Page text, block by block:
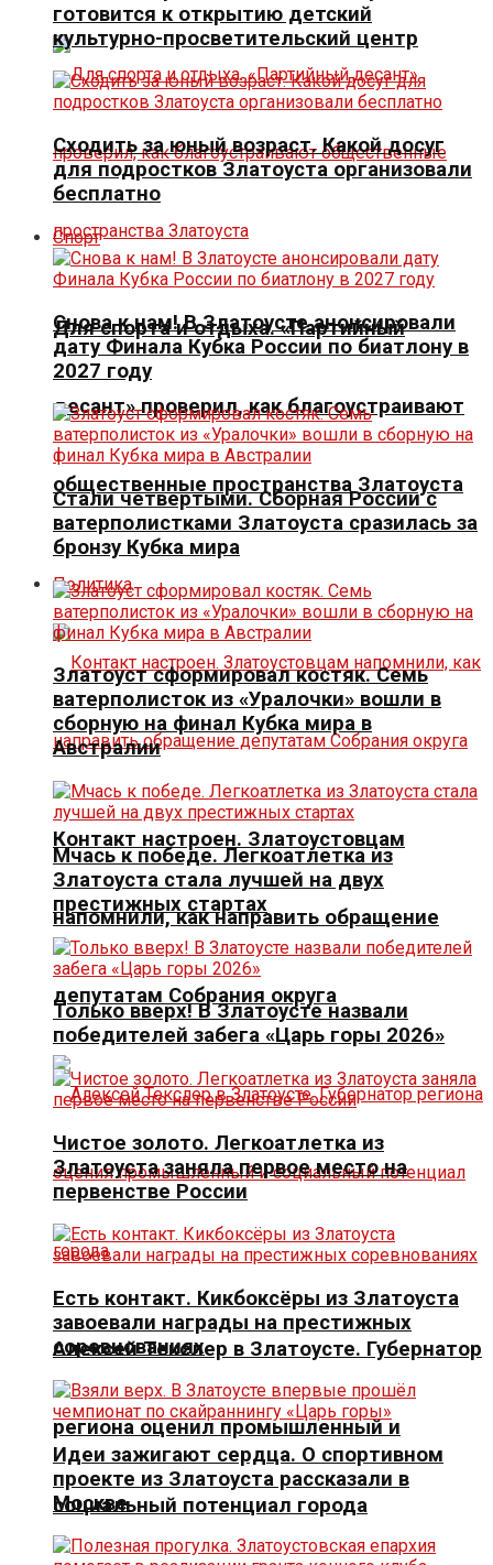
Для спорта и отдыха. «Партийный
десант» проверил, как благоустраивают
общественные пространства Златоуста
Политика
Контакт настроен. Златоустовцам
напомнили, как направить обращение
депутатам Собрания округа
Алексей Текслер в Златоусте. Губернатор
региона оценил промышленный и
социальный потенциал города
готовится к открытию детский
культурно-просветительский центр
Сходить за юный возраст. Какой досуг
для подростков Златоуста организовали
бесплатно
Спорт
Снова к нам! В Златоусте анонсировали
дату Финала Кубка России по биатлону в
2027 году
Стали четвертыми. Сборная России с
ватерполистками Златоуста сразилась за
бронзу Кубка мира
Златоуст сформировал костяк. Семь
ватерполисток из «Уралочки» вошли в
сборную на финал Кубка мира в
Австралии
Мчась к победе. Легкоатлетка из
Златоуста стала лучшей на двух
престижных стартах
Только вверх! В Златоусте назвали
победителей забега «Царь горы 2026»
Чистое золото. Легкоатлетка из
Златоуста заняла первое место на
первенстве России
Есть контакт. Кикбоксёры из Златоуста
завоевали награды на престижных
соревнованиях
Идеи зажигают сердца. О спортивном
проекте из Златоуста рассказали в
Москве